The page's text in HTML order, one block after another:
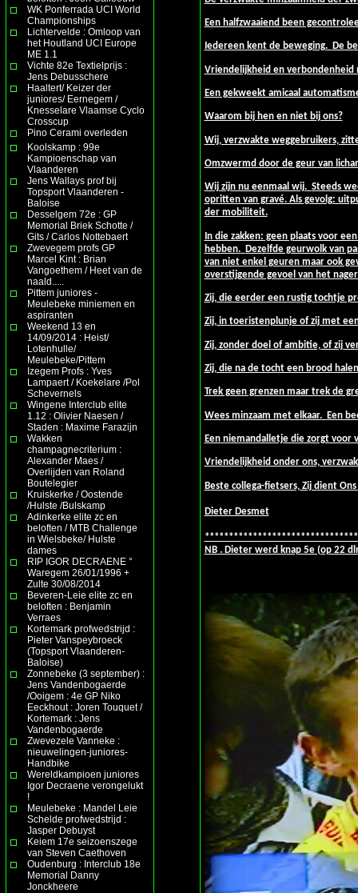
WK Ponferrada UCI World
Championships
Lichtervelde : Omloop van
het Houtland UCI Europe
ME 1.1
Vichte 82e Textielprijs :
Jens Debusschere
Haaltert/ Keizer der
juniores/ Eernegem /
Knesselare Vlaamse Cyclo
Crosscup
Pino Cerami overleden
Koolskamp : 99e
Kampioenschap van
Vlaanderen
Jens Wallays prof bij
Topsport Vlaanderen -
Baloise
Desselgem 72e : GP
Memorial Briek Schotte /
Gits / Carlos Nottebaert
Zwevegem profs GP
Marcel Kint : Brian
Vangoethem / Heet van de
naald.....
Pittem juniores -
Meulebeke miniemen en
aspiranten
Weekend 13 en
14/09/2014 : Heist/
Lotenhulle/
Meulebeke/Pittem
Izegem Profs : Yves
Lampaert / Koekelare /Pol
Schevernels
Wingene Interclub elite
1.12 : Olivier Naesen /
Staden : Maxime Farazijn
Wakken
champagnecriterium :
Alexander Maes /
Overlijden van Roland
Boutelegier
Kruiskerke / Oostende
/Hulste /Bulskamp
Adinkerke elite zc en
beloften / MTB Challenge
in Wielsbeke/ Hulste
dames
RIP IGOR DECRAENE °
Waregem 26/01/1996 +
Zulte 30/08/2014
Beveren-Leie elite zc en
beloften : Benjamin
Verraes
Kortemark profwedstrijd :
Pieter Vanspeybroeck
(Topsport Vlaanderen-
Baloise)
Zonnebeke (3 september) :
Jens Vandenbogaerde
/Ooigem : 4e GP Niko
Eeckhout : Joren Touquet /
Kortemark : Jens
Vandenbogaerde
Zwevezele Vanneke :
nieuwelingen-juniores-
Handbike
Wereldkampioen juniores
Igor Decraene verongelukt
!
Meulebeke : Mandel Leie
Schelde profwedstrijd :
Jasper Debuyst
Keiem 17e seizoenszege
van Steven Caethoven
Oudenburg : Interclub 18e
Memorial Danny
Jonckheere
Een halfzwaaiend been
Iedereen kent de beweging. De
Vriendelijkheid en verbondenheid
Een gekweekt amicaal
Waarom bij hen en niet bij ons?
Wij, verzwakte weggebruikers,
Omzwermd door de geur van
Wij zijn nu eenmaal wij. Steeds
opritten van gravé. Als gevolg:
der mobiliteit.
In die zakken: geen plaats voor
hebben.
Dezelfde geurwolk van
van niet enkel geuren maar ook
overstijgende gevoel van het
Zij, die eerder een rustig tochtje
Zij, in toeristenplunje of zij met
Zij, zonder doel of ambitie, of zij
Zij, die na de tocht een brood
Trek geen grenzen maar trek de
Wees minzaam met elkaar. Een
Een niemandalletje die zorgt voor
Vriendelijkheid onder ons,
Beste collega-fietsers, Zij dient
Dieter Desmet
NB . Dieter werd knap 5e (op 22